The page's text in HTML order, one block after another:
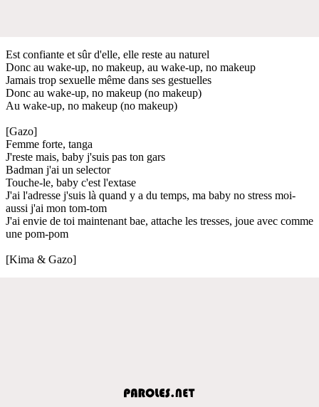
Est confiante et sûr d'elle, elle reste au naturel
Donc au wake-up, no makeup, au wake-up, no makeup
Jamais trop sexuelle même dans ses gestuelles
Donc au wake-up, no makeup (no makeup)
Au wake-up, no makeup (no makeup)
[Gazo]
Femme forte, tanga
J'reste mais, baby j'suis pas ton gars
Badman j'ai un selector
Touche-le, baby c'est l'extase
J'ai l'adresse j'suis là quand y a du temps, ma baby no stress moi-
aussi j'ai mon tom-tom
J'ai envie de toi maintenant bae, attache les tresses, joue avec comme
une pom-pom
[Kima & Gazo]